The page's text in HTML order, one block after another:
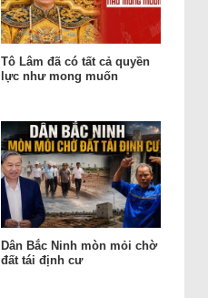
Tô Lâm đã có tất cả quyền
lực như mong muốn
Dân Bắc Ninh mòn mỏi chờ
đất tái định cư